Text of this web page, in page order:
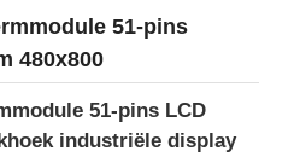
51-pins
480x800
51-pins LCD
industriële display